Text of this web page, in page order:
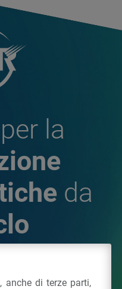
la
da
anche di terze parti,